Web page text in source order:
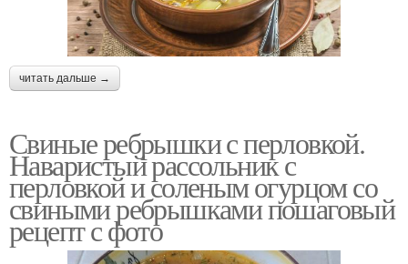
читать дальше →
Свиные ребрышки с перловкой.
Наваристый рассольник с
перловкой и соленым огурцом со
свиными ребрышками пошаговый
рецепт с фото